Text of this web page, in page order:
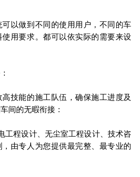
以做到不同的使用用户，不同的车
用要求。都可以依实际的需要来设
技能的施工队伍，确保施工进度及
间的无暇衔接：
工程设计、无尘室工程设计、技术咨
由专人为您提供最完整、最专业的